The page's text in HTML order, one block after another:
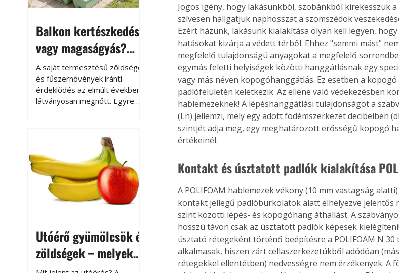
Balkon kertészkedés
vagy magaságyás?
Helytakarékos
kertészkedés
A saját termesztésű zöldségek
és fűszernövények iránti
érdeklődés az elmúlt években
látványosan megnőtt. Egyre
kertészkedés sokak számára
kikapcsolódást és feltöltődést
is jelent.
Utóérő gyümölcsök és
zöldségek – melyek
érnek tovább leszedés
Jogos igény, hogy lakásunkból, szobánkból kirekesszük
szívesen hallgatjuk naphosszat a szomszédok
Ezért házunk, lakásunk kialakítása olyan kell legyen,
hatásokat kizárja a védett térből. Ehhez "semmi mást"
megfelelő tulajdonságú anyagokat a megfelelő
egymás feletti helyiségek közötti hanggátlásnak egy
vagy más néven kopogóhanggátlás. Ez esetben a
padlófelületén keletkezik. Az ellene való védekezésben
hablemezeknek! A lépéshanggátlási tulajdonságot a
(Ln) jellemzi, mely egy adott födémszerkezet decibelben
szintjét adja meg, egy meghatározott erősségű kopogó
értékeinél.
Kontakt és úsztatott padlók kialakítása
A POLIFOAM hablemezek vékony (10 mm vastagság
kontakt jellegű padlóburkolatok alatt elhelyezve jelentős
szint közötti lépés- és kopogóhang áthallást. A
hosszú távon csak az úsztatott padlók képesek
úsztató rétegeként történő beépítésre a POLIFOAM N
alkalmasak, hiszen zárt cellaszerkezetükből adódóan
rétegekkel ellentétben) nedvességre nem érzékenyek. A